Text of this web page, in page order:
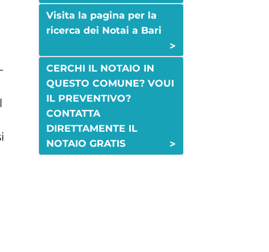
Visita la pagina per la
ricerca dei Notai a Bari
>
CERCHI IL NOTAIO IN
QUESTO COMUNE? VOUI
IL PREVENTIVO?
CONTATTA
DIRETTAMENTE IL
NOTAIO GRATIS
>